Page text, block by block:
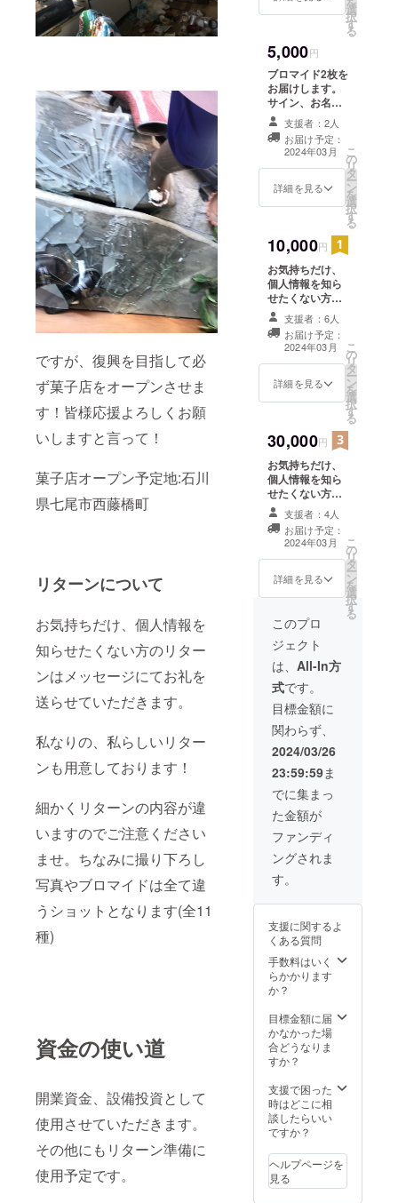
ですが、復興を目指して必
ず菓子店をオープンさせま
す！皆様応援よろしくお願
いしますと言って！
菓子店オープン予定地:石川
県七尾市西藤橋町
リターンについて
お気持ちだけ、個人情報を
知らせたくない方のリター
ンはメッセージにてお礼を
送らせていただきます。
私なりの、私らしいリター
ンも用意しております！
細かくリターンの内容が違
いますのでご注意ください
ませ。ちなみに撮り下ろし
写真やブロマイドは全て違
うショットとなります(全11
種)
資金の使い道
開業資金、設備投資として
使用させていただきます。
その他にもリターン準備に
使用予定です。
す。 備考欄にて
申し上げます
選
択
す
る
5,000円
ブロマイド2枚を
お届けします。
サイン、お名
前、メッセージ
付きです！ 備考
欄にてハンドル
ネーム等ご記入
お願い致しま
す。
支援者：2人
お届け予定：
2024年03月
詳細を見る
こ
の
リ
タ
ー
ン
を
選
択
す
る
10,000円
お気持ちだけ、
個人情報を知ら
せたくない方は
こちらからよろ
しくお願いしま
す。メッセージ
でお礼と撮り下
ろし写真(2枚と
猫写真)を送らせ
て頂きます。 備
入お願い申し上
げます
支援者：6人
お届け予定：
2024年03月
詳細を見る
こ
の
リ
タ
ー
ン
を
選
択
す
る
30,000円
お気持ちだけ、
個人情報を知ら
せたくない方は
こちらからよろ
しくお願いしま
す。メッセージ
でお礼と撮り下
ろし写真(3枚の
猫写真)を送らせ
て頂きます。 備
ルネーム等ご記
入お願い申し上
げます
支援者：4人
お届け予定：
2024年03月
詳細を見る
こ
の
リ
タ
ー
ン
を
選
択
す
る
このプロ
ジェクト
は、 All-In方
式です。
目標金額に
関わらず、
2024/03/26
23:59:59ま
でに集まっ
た金額が
ファンディ
ングされま
す。
支援に関するよ
くある質問
手数料はいく
らかかります
か？
目標金額に届
かなかった場
合どうなりま
すか？
支援で困った
時はどこに相
談したらいい
ですか？
ヘルプページを
見る